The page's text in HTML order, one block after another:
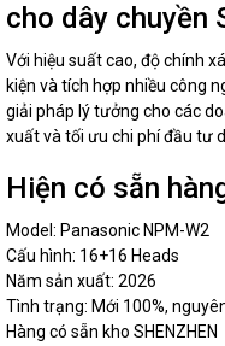
cho dây chuyền
Với hiệu suất cao, độ chính
kiện và tích hợp nhiều công
giải pháp lý tưởng cho các
xuất và tối ưu chi phí đầu tư
Hiện có sẵn
Model: Panasonic NPM-W2
Cấu hình: 16+16 Heads
Năm sản xuất: 2026
Tình trạng: Mới 100%,
Hàng có sẵn kho SHENZHEN